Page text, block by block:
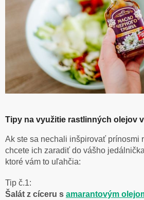
Tipy na využitie rastlinných olejov
Ak ste sa nechali inšpirovať prínosmi
chcete ich zaradiť do vášho
ktoré vám to uľahčia:
Tip č.1:
Šalát z cíceru s amarantovým